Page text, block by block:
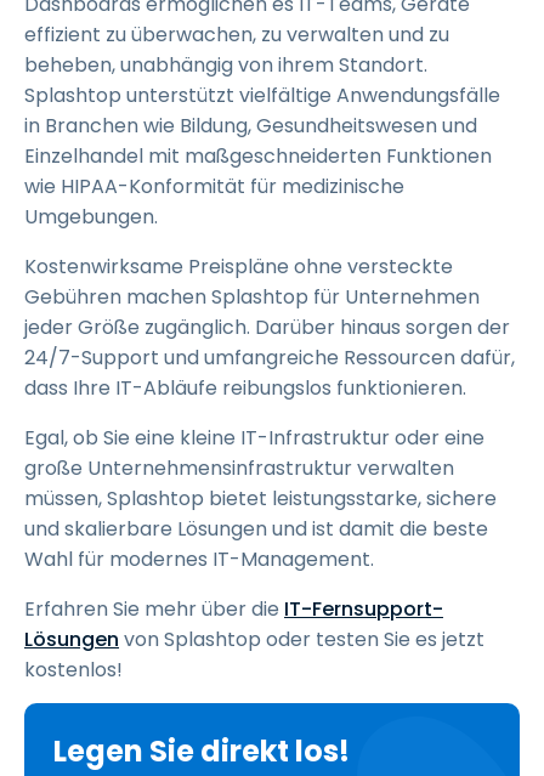
effizient zu überwachen, zu verwalten und zu
beheben, unabhängig von ihrem Standort.
Splashtop unterstützt vielfältige Anwendungsfälle
in Branchen wie Bildung, Gesundheitswesen und
Einzelhandel mit maßgeschneiderten Funktionen
wie HIPAA-Konformität für medizinische
Umgebungen.
Kostenwirksame Preispläne ohne versteckte
Gebühren machen Splashtop für Unternehmen
jeder Größe zugänglich. Darüber hinaus sorgen der
24/7-Support und umfangreiche Ressourcen dafür,
dass Ihre IT-Abläufe reibungslos funktionieren.
Egal, ob Sie eine kleine IT-Infrastruktur oder eine
große Unternehmensinfrastruktur verwalten
müssen, Splashtop bietet leistungsstarke, sichere
und skalierbare Lösungen und ist damit die beste
Wahl für modernes IT-Management.
Erfahren Sie mehr über die IT-Fernsupport-
Lösungen von Splashtop oder testen Sie es jetzt
kostenlos!
Legen Sie direkt los!